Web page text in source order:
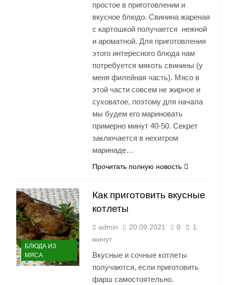
простое в приготовлении и
вкусное блюдо. Свинина жареная
с картошкой получается нежной
и ароматной. Для приготовления
этого интересного блюда нам
потребуется мякоть свинины (у
меня филейная часть). Мясо в
этой части совсем не жирное и
суховатое, поэтому для начала
мы будем его мариновать
примерно минут 40-50. Секрет
заключается в нехитром
маринаде…
Прочитать полную новость
БЛЮДА ИЗ
МЯСА
Как приготовить вкусные
котлеты
admin 20.09.2021 0
1
минут
Вкусные и сочные котлеты
получаются, если приготовить
фарш самостоятельно.